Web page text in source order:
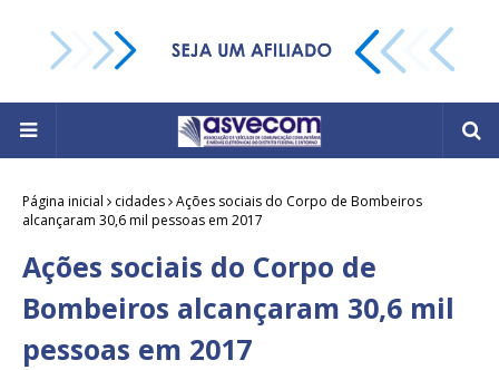
Página inicial cidades Ações sociais do Corpo de Bombeiros
alcançaram 30,6 mil pessoas em 2017
Ações sociais do Corpo de
Bombeiros alcançaram 30,6 mil
pessoas em 2017